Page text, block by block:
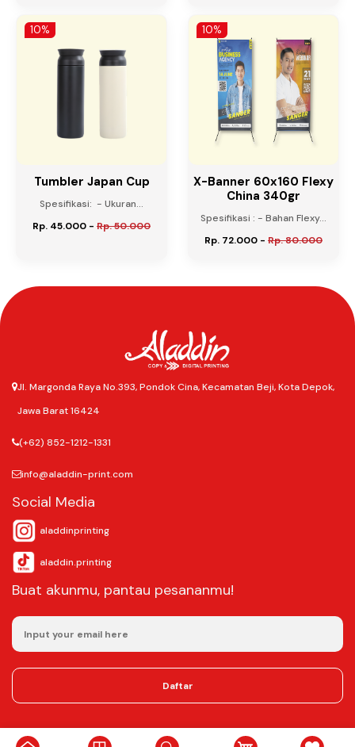
10%
Tumbler Japan Cup
Spesifikasi: - Ukuran...
Rp. 45.000 - Rp. 50.000
10%
X-Banner 60x160 Flexy
China 340gr
Spesifikasi : - Bahan Flexy...
Rp. 72.000 - Rp. 80.000
Jl. Margonda Raya No.393, Pondok Cina, Kecamatan Beji, Kota Depok,
Jawa Barat 16424
(+62) 852-1212-1331
info@aladdin-print.com
Social Media
aladdinprinting
aladdin.printing
Buat akunmu, pantau pesananmu!
Daftar